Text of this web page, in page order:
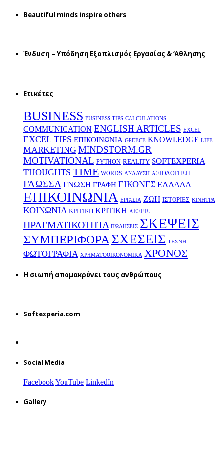
Beautiful minds inspire others
Ένδυση – Υπόδηση Εξοπλισμός Εργασίας & ‘Aθλησης
Ετικέτες
BUSINESS BUSINESS TIPS CALCULATIONS
COMMUNICATION ENGLISH ARTICLES EXCEL
EXCEL TIPS EΠΙΚΟΙΝΩΝΙΑ GREECE KNOWLEDGE LIFE
MARKETING MINDSTORM.GR
MOTIVATIONAL PYTHON REALITY SOFTEXPERIA
THOUGHTS TIME WORDS ΑΝΑΛΥΣΗ ΑΞΙΟΛΟΓΗΣΗ
ΓΛΩΣΣΑ ΓΝΩΣΗ ΓΡΑΦΗ ΕΙΚΟΝΕΣ ΕΛΛΑΔΑ
ΕΠΙΚΟΙΝΩΝΙΑ ΕΡΓΑΣΙΑ ΖΩΗ ΙΣΤΟΡΙΕΣ ΚΙΝΗΤΡΑ
ΚΟΙΝΩΝΙΑ ΚΡΙΤΙΚΗ ΚΡΙΤΙΚΗ ΛΕΞΕΙΣ
ΠΡΑΓΜΑΤΙΚΟΤΗΤΑ ΠΩΛΗΣΕΙΣ ΣΚΕΨΕΙΣ
ΣΥΜΠΕΡΙΦΟΡΑ ΣΧΕΣΕΙΣ ΤΕΧΝΗ
ΦΩΤΟΓΡΑΦΙΑ ΧΡΗΜΑΤΟΟΙΚΟΝΟΜΙΚΑ ΧΡΟΝΟΣ
H σιωπή απομακρύνει τους ανθρώπους
Softexperia.com
Social Media
FacebookYouTube LinkedIn
Gallery